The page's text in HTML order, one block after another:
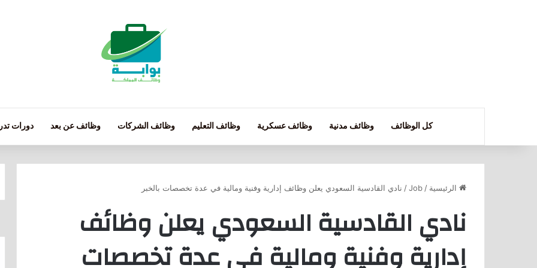
كل الوظائف وظائف مدنية وظائف عسكرية وظائف التعليم وظائف الشركات وظائف عن بعد دورات
الرئيسية /
Job
/ نادي القادسية السعودي يعلن وظائف إدارية وفنية ومالية في عدة تخصصات بالخبر
نادي القادسية السعودي يعلن وظائف
إدارية وفنية ومالية في عدة تخصصات